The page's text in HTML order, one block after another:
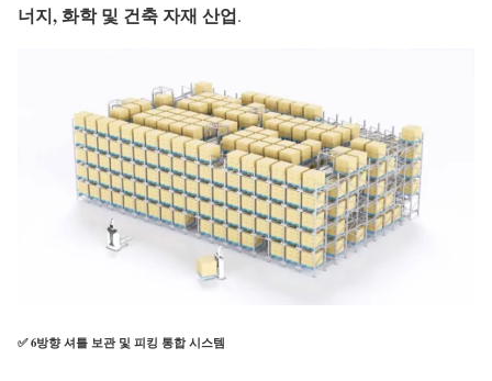
너지, 화학 및 건축 자재 산업.
✅ 6방향 셔틀 보관 및 피킹 통합 시스템